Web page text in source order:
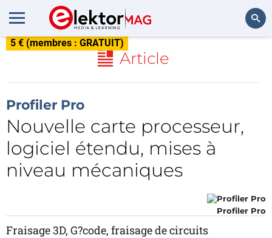
5 € (membres : GRATUIT)
Article
Profiler Pro
Nouvelle carte processeur,
logiciel étendu, mises à
niveau mécaniques
Profiler Pro
Fraisage 3D, G?code, fraisage de circuits